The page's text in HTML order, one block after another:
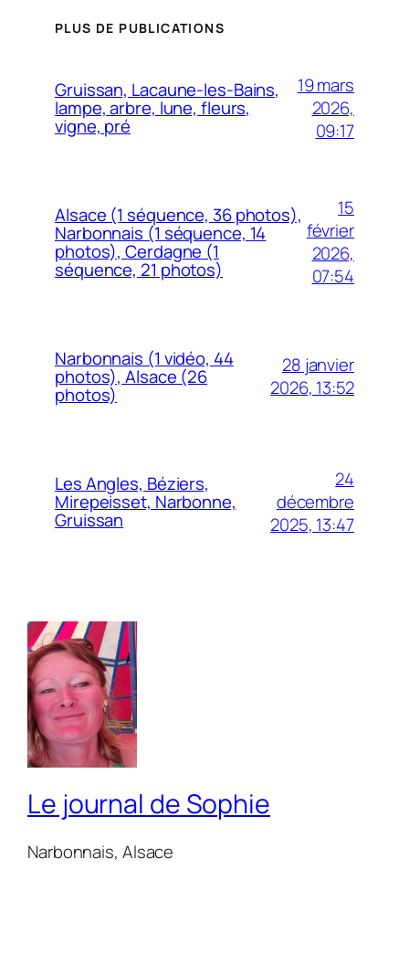
PLUS DE PUBLICATIONS
Gruissan, Lacaune-les-Bains,
lampe, arbre, lune, fleurs,
vigne, pré
19 mars
2026,
09:17
Alsace (1 séquence, 36 photos),
Narbonnais (1 séquence, 14
photos), Cerdagne (1
séquence, 21 photos)
15
février
2026,
07:54
Narbonnais (1 vidéo, 44
photos), Alsace (26
photos)
28 janvier
2026, 13:52
Les Angles, Béziers,
Mirepeisset, Narbonne,
Gruissan
24
décembre
2025, 13:47
Le journal de Sophie
Narbonnais, Alsace